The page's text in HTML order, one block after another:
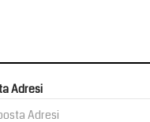
Adresi